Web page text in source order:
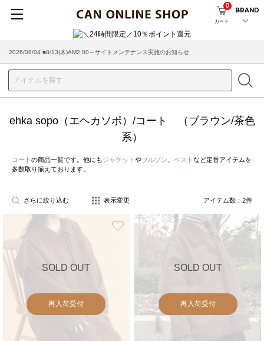
カート
0
BRAND
2026/08/04 ■8/13(木)AM2:00～サイトメンテナンス実施のお知らせ
ehka sopo（エヘカソポ）/コート （ブラウン/茶色
系）
コート の商品一覧です。他にもジャケット やブルゾン ベスト など定番アイテムを
多数取り揃えております。
さらに絞り込む 表示変更 アイテム数： 2件
SOLD OUT
再入荷受付
お気に入り
SOLD OUT
再入荷受付